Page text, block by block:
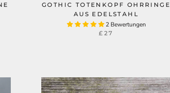
GOTHIC TOTENKOPF OHRRINGE
AUS EDELSTAHL
2 Bewertungen
£27